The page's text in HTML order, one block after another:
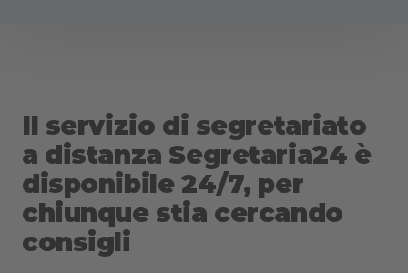
Il servizio di segretariato
a distanza Segretaria24 è
disponibile 24/7, per
chiunque stia cercando
consigli